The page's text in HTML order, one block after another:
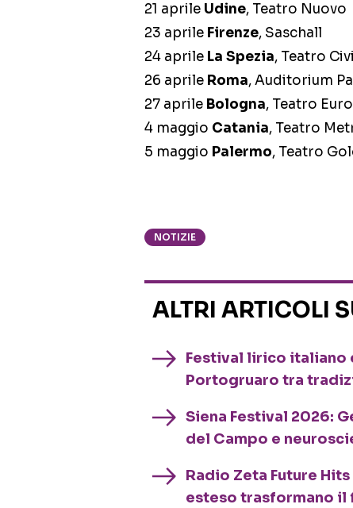
21 aprile Udine, Teatro Nuovo
23 aprile Firenze, Saschall
24 aprile La Spezia, Teatro
26 aprile Roma, Auditorium
27 aprile Bologna, Teatro
4 maggio Catania, Teatro
5 maggio Palermo, Teatro
NOTIZIE
ALTRI ARTICOLI
Festival lirico italiano
Portogruaro tra
Siena Festival 2026:
del Campo e
Radio Zeta Future
esteso trasformano